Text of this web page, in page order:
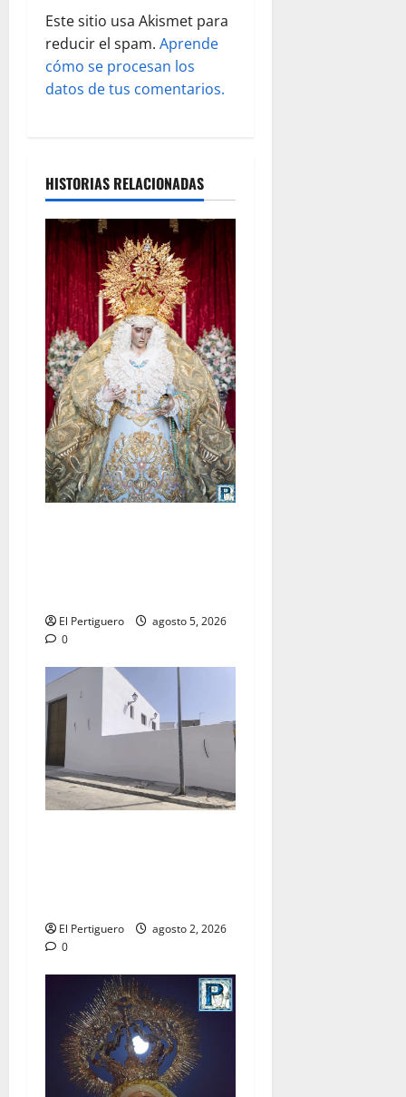
d
a
s
Este sitio usa Akismet para
reducir el spam. Aprende
cómo se procesan los
datos de tus comentarios.
HISTORIAS RELACIONADAS
El Pertiguero
agosto 5, 2026
0
El Pertiguero
agosto 2, 2026
0